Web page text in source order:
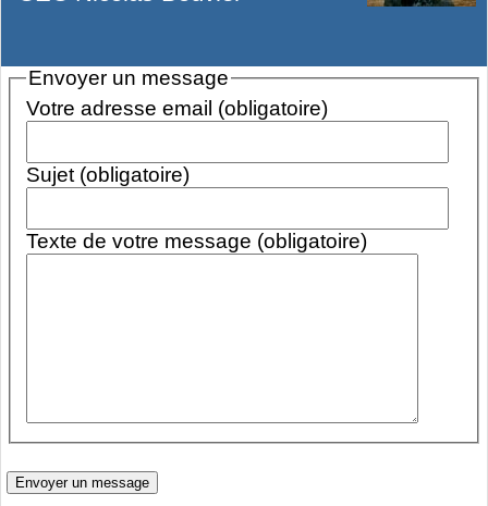
Envoyer un message
Votre adresse email (obligatoire)
Sujet (obligatoire)
Texte de votre message (obligatoire)